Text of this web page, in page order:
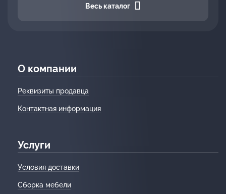
Весь каталог
О компании
Реквизиты продавца
Контактная информация
Услуги
Условия доставки
Сборка мебели